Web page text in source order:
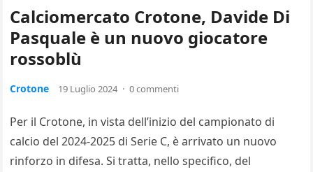
Calciomercato Crotone, Davide Di
Pasquale è un nuovo giocatore
rossoblù
Crotone 19 Luglio 2024 · 0 commenti
Per il Crotone, in vista dell’inizio del campionato di
calcio del 2024-2025 di Serie C, è arrivato un nuovo
rinforzo in difesa. Si tratta, nello specifico, del